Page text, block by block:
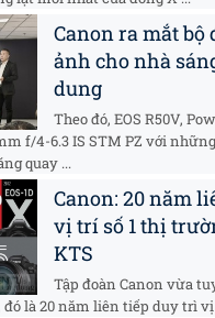
Canon ra mắt bộ
ảnh cho nhà
dung
Theo đó, EOS R50V,
f/4-6.3 IS STM PZ với
quay ...
Canon: 20 năm
vị trí số 1 thị
KTS
Tập đoàn Canon vừa
là 20 năm liên tiếp duy trì vị